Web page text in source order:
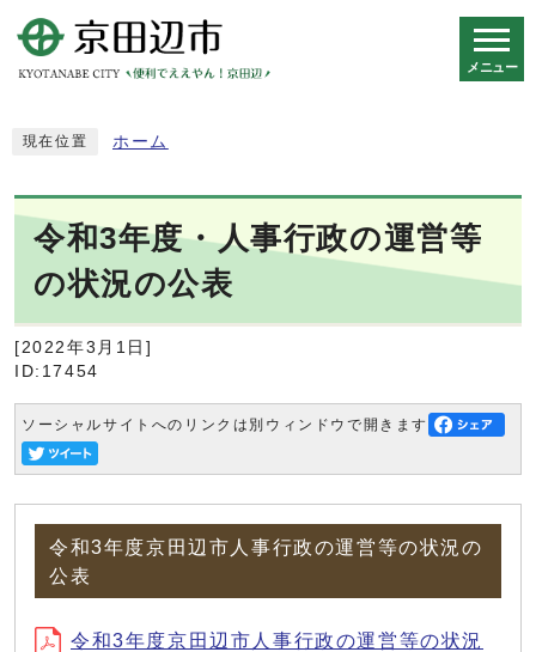
メニュー
現在位置 ホーム
令和3年度・人事行政の運営等
の状況の公表
[2022年3月1日]
ID:17454
ソーシャルサイトへのリンクは別ウィンドウで開きます
令和3年度京田辺市人事行政の運営等の状況の
公表
令和3年度京田辺市人事行政の運営等の状況